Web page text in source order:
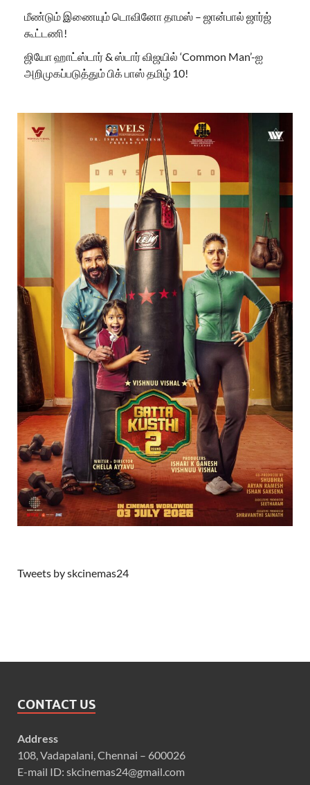
மீண்டும் இணையும் டொவினோ தாமஸ் – ஜான்பால் ஜார்ஜ்
கூட்டணி!
ஜியோ ஹாட்ஸ்டார் & ஸ்டார் விஜயில் ‘Common Man’-ஐ
அறிமுகப்படுத்தும் பிக் பாஸ் தமிழ் 10!
Tweets by skcinemas24
CONTACT US
Address
108, Vadapalani, Chennai – 600026
E-mail ID: skcinemas24@gmail.com